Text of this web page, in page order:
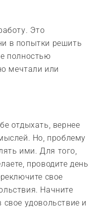
Это
в попытки решить
полностью
мечтали или
отдыхать, вернее
Но, проблему
ими. Для того,
проводите день
свое
Начните
удовольствие и